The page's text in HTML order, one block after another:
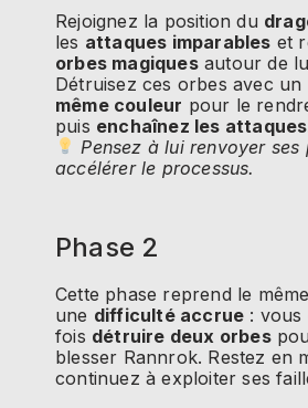
Rejoignez la position du
les attaques imparables et
orbes magiquesautour de
Détruisez ces orbes avec un
même couleur pour le
puis enchaînez les attaques
Pensez à lui renvoyer
accélérer le processus.
Phase 2
Cette phase reprend le
une difficulté accrue : vous
fois détruire deux orbes
blesser Rannrok. Restez en
continuez à exploiter ses